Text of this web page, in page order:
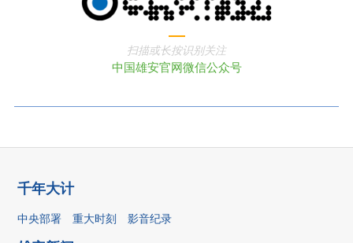
扫描或长按识别关注
中国雄安官网微信公众号
千年大计
中央部署 重大时刻 影音纪录